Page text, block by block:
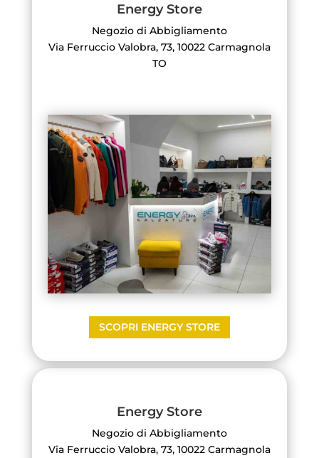
Energy Store
Negozio di Abbigliamento
Via Ferruccio Valobra, 73, 10022 Carmagnola
TO
SCOPRI ENERGY STORE
Energy Store
Negozio di Abbigliamento
Via Ferruccio Valobra, 73, 10022 Carmagnola